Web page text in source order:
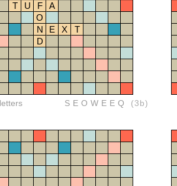
T
U F
A
O
N
E X
T
D
SEOWEEQ (3b)